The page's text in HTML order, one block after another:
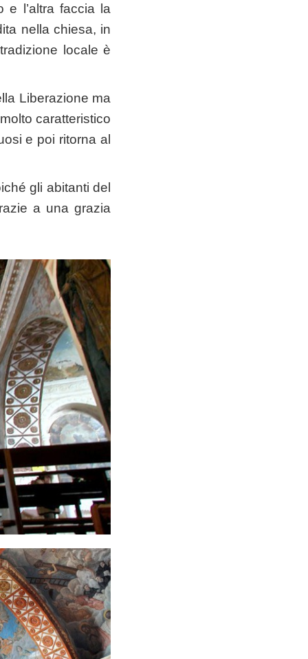
e l’altra faccia la
nella chiesa, in
locale è
Liberazione ma
caratteristico
e poi ritorna al
gli abitanti del
a una grazia